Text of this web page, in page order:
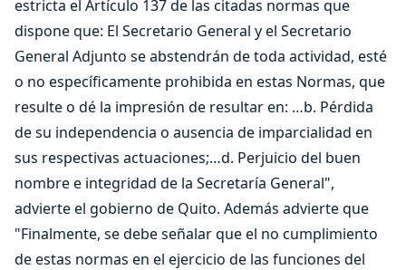
estricta el Artículo 137 de las citadas normas que
dispone que: El Secretario General y el Secretario
General Adjunto se abstendrán de toda actividad, esté
o no específicamente prohibida en estas Normas, que
resulte o dé la impresión de resultar en: …b. Pérdida
de su independencia o ausencia de imparcialidad en
sus respectivas actuaciones;…d. Perjuicio del buen
nombre e integridad de la Secretaría General",
advierte el gobierno de Quito. Además advierte que
"Finalmente, se debe señalar que el no cumplimiento
de estas normas en el ejercicio de las funciones del